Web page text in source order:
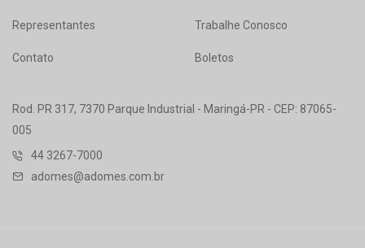
Representantes Trabalhe Conosco
Contato Boletos
Rod. PR 317, 7370 Parque Industrial - Maringá-PR - CEP: 87065-
005
44 3267-7000
adomes@adomes.com.br